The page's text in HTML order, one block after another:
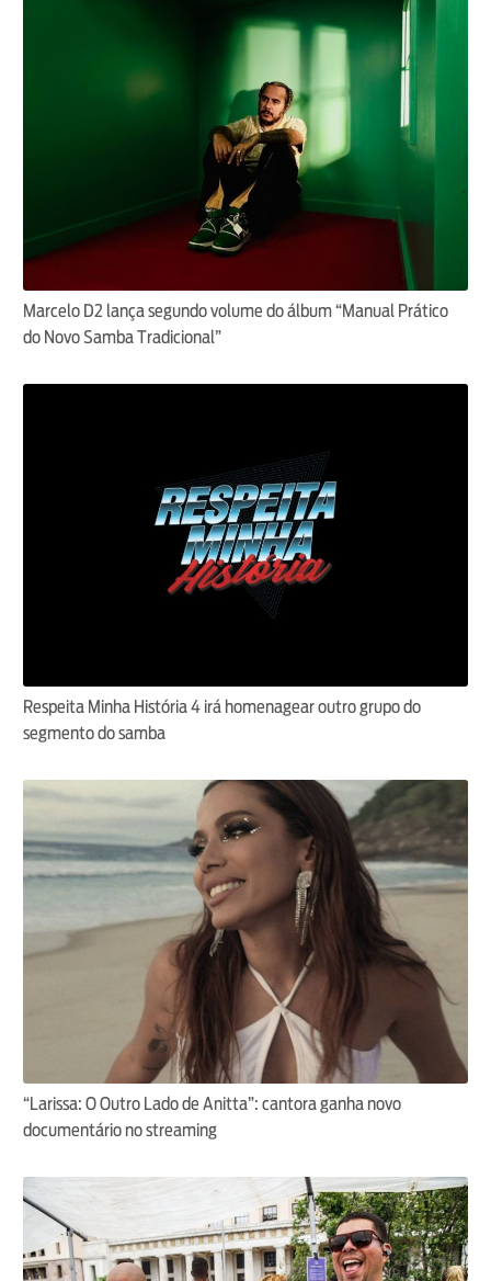
Marcelo D2 lança segundo volume do álbum “Manual Prático
do Novo Samba Tradicional”
Respeita Minha História 4 irá homenagear outro grupo do
segmento do samba
“Larissa: O Outro Lado de Anitta”: cantora ganha novo
documentário no streaming